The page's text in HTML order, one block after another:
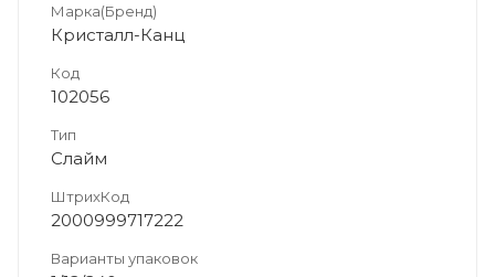
Марка(Бренд)
Кристалл-Канц
Код
102056
Тип
Слайм
ШтрихКод
2000999717222
Варианты упаковок